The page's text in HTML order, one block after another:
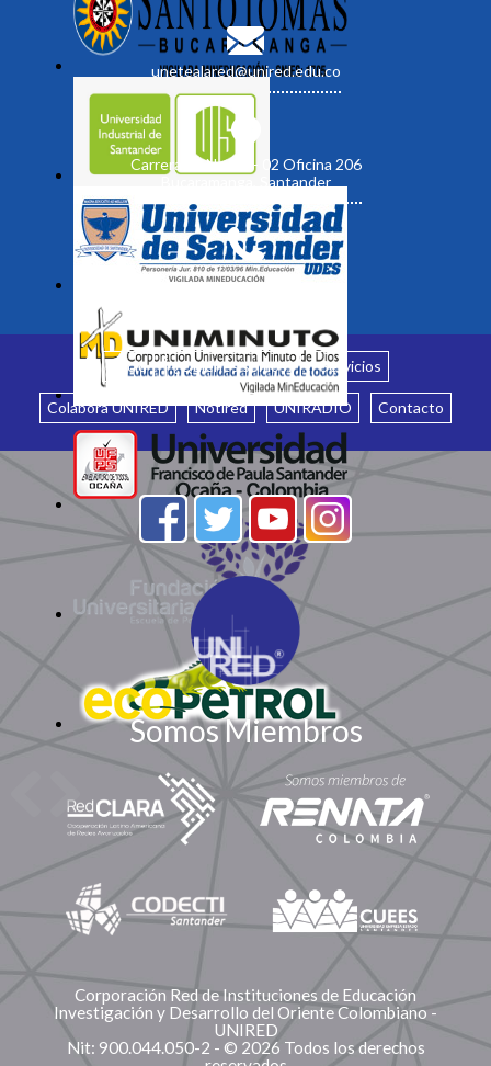
unetealared@unired.edu.co
Carrera 19 No. 35 - 02 Oficina 206
Bucaramanga, Santander
Inicio ¿Quiénes somos? Servicios
Colabora UNIRED Notired UNIRADIO Contacto
Somos Miembros
Corporación Red de Instituciones de Educación
Investigación y Desarrollo del Oriente Colombiano -
UNIRED
Nit: 900.044.050-2 - © 2026 Todos los derechos